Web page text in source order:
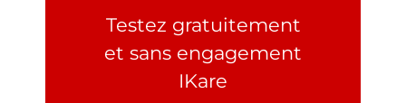
Testez gratuitement
et sans engagement
IKare